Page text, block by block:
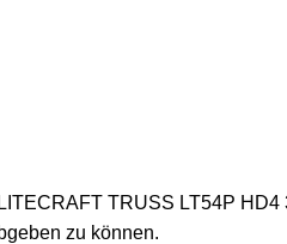
TRUSS LT54P
zu können.